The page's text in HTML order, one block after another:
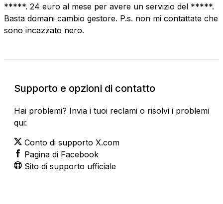
*****. 24 euro al mese per avere un servizio del *****.
Basta domani cambio gestore. P.s. non mi contattate che
sono incazzato nero.
Supporto e opzioni di contatto
Hai problemi? Invia i tuoi reclami o risolvi i problemi
qui:
Conto di supporto X.com
Pagina di Facebook
Sito di supporto ufficiale